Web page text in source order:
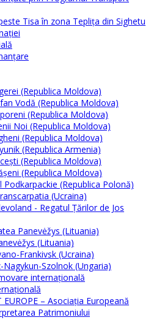
Tisa în zona Teplița din Sighetu
(Republica Moldova)
Vodă (Republica Moldova)
(Republica Moldova)
Noi (Republica Moldova)
(Republica Moldova)
(Republica Armenia)
(Republica Moldova)
(Republica Moldova)
Podkarpackie (Republica Polonă)
(Ucraina)
- Regatul Ţărilor de Jos
Panevėžys (Lituania)
(Lituania)
Frankivsk (Ucraina)
Nagykun-Szolnok (Ungaria)
internaţională
EUROPE – Asociația Europeană
Patrimoniului